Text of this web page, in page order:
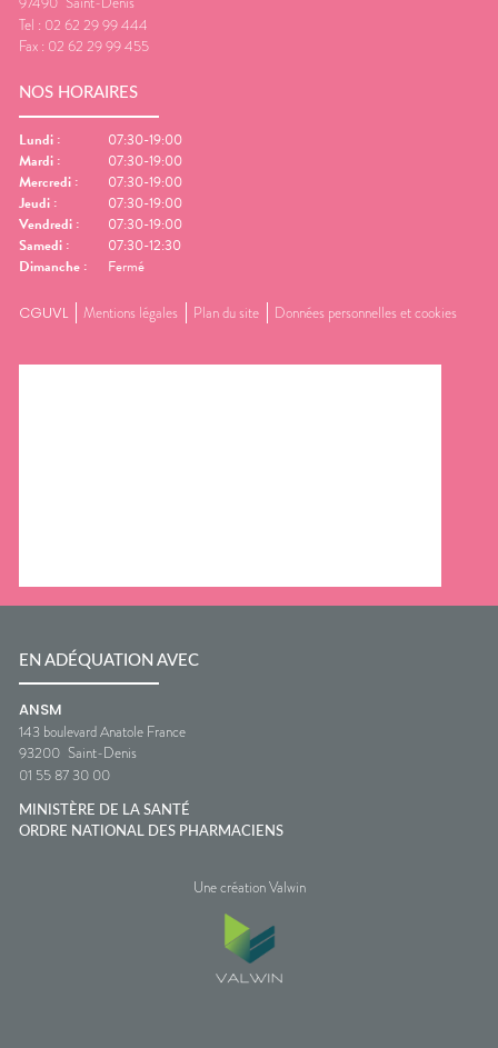
Tel : 02 62 29 99 444
Fax : 02 62 29 99 455
NOS HORAIRES
Lundi :
07:30-19:00
Mardi :
07:30-19:00
Mercredi :
07:30-19:00
Jeudi :
07:30-19:00
Vendredi :
07:30-19:00
Samedi :
07:30-12:30
Dimanche : Fermé
CGUVL Mentions légales Plan du site Données personnelles et cookies
EN ADÉQUATION AVEC
ANSM
143 boulevard Anatole France
93200 Saint-Denis
01 55 87 30 00
MINISTÈRE DE LA SANTÉ
ORDRE NATIONAL DES PHARMACIENS
Une création Valwin